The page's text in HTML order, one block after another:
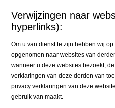
Verwijzingen naar
hyperlinks):
Om u van dienst te zijn hebben wij
opgenomen naar websites van
wanneer u deze websites bezoekt,
verklaringen van deze derden van
privacy verklaringen van deze
gebruik van maakt.